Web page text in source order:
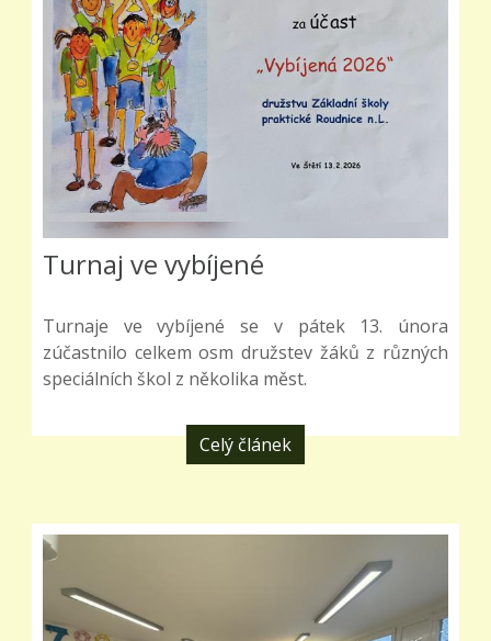
Turnaj ve vybíjené
Turnaje ve vybíjené se v pátek 13. února
zúčastnilo celkem osm družstev žáků z různých
speciálních škol z několika měst.
Celý článek